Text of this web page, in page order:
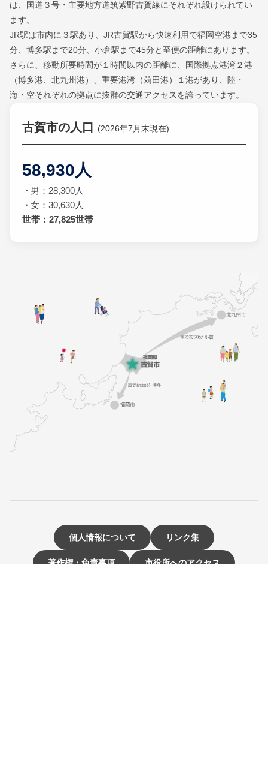
は、国道３号・主要地方道筑紫野古賀線にそれぞれ設けられてい
ます。
JR駅は市内に３駅あり、JR古賀駅から快速利用で福岡空港まで35
分、博多駅まで20分、小倉駅まで45分と至便の距離にあります。
さらに、移動所要時間が１時間以内の距離に、国際拠点港湾２港
（博多港、北九州港）、重要港湾（苅田港）１港があり、陸・
海・空それぞれの拠点に抜群の交通アクセスを誇っています。
古賀市の人口 (2026年7月末現在)
58,930人
男：28,300人
女：30,630人
世帯：27,825世帯
個人情報について リンク集
著作権・免責事項 市役所へのアクセス